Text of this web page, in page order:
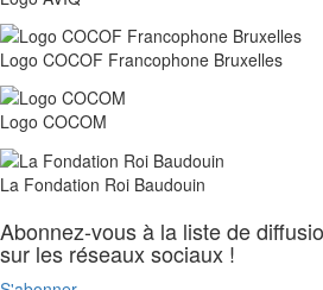
Logo COCOF Francophone Bruxelles
Logo COCOM
La Fondation Roi Baudouin
Abonnez-vous à la liste de
sur les réseaux sociaux !